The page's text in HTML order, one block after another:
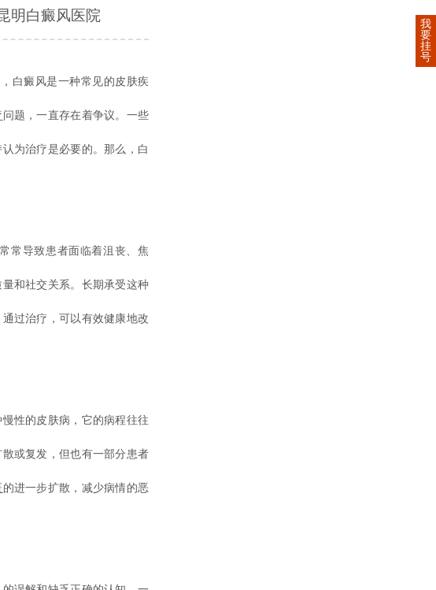
明白癜风医院
白癜风是一种常见的皮肤疾
问题，一直存在着争议。一些
为治疗是必要的。那么，白
导致患者面临着沮丧、焦
和社交关系。长期承受这种
过治疗，可以有效健康地改
性的皮肤病，它的病程往往
或复发，但也有一部分患者
的进一步扩散，减少病情的恶
我
要
挂
号